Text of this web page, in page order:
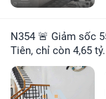
N354 🚨 Giảm sốc 550 triệu! Nhà 1 trệt 1 lầu gần Nguyễn Văn
Tiên, chỉ còn 4,65 tỷ.